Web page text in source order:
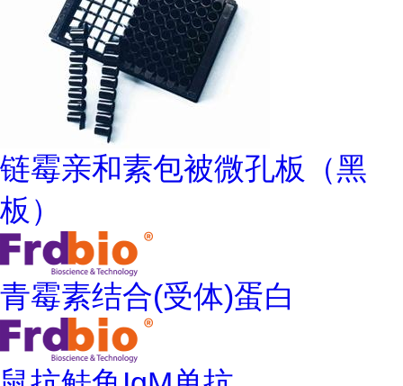
链霉亲和素包被微孔板（黑
板）
青霉素结合(受体)蛋白